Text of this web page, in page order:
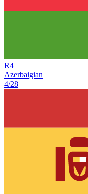
R4
Azerbaigian
4/28